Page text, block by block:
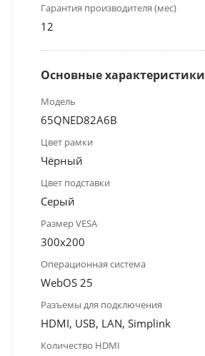
Гарантия производителя (мес)
12
Основные характеристики
Модель
65QNED82A6B
Цвет рамки
Чёрный
Цвет подставки
Серый
Размер VESA
300х200
Операционная система
WebOS 25
Разъемы для подключения
HDMI, USB, LAN, Simplink
Количество HDMI